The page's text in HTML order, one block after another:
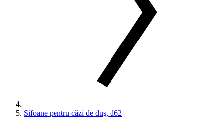
Sifoane pentru căzi de duş, d62